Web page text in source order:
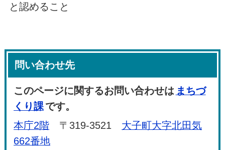
と認めること
問い合わせ先
このページに関するお問い合わせは まちづ
くり課です。
本庁2階 〒319-3521 大子町大字北田気
662番地